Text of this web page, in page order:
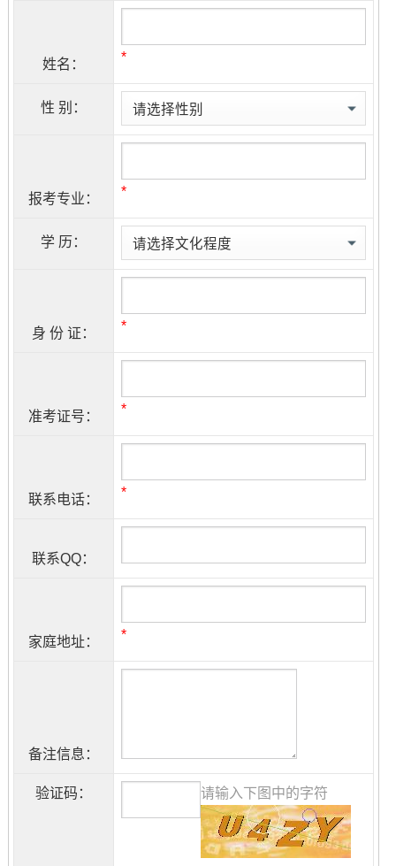
姓名： *
性 别：
报考专业： *
学 历：
身 份 证： *
准考证号： *
联系电话： *
联系QQ：
家庭地址： *
备注信息：
验证码： 请输入下图中的字符